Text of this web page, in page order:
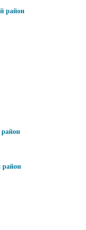
район
район